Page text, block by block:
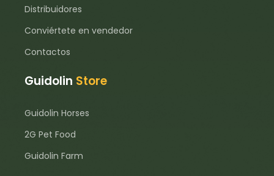
Distribuidores
Conviértete en vendedor
Contactos
Guidolin Store
Guidolin Horses
2G Pet Food
Guidolin Farm